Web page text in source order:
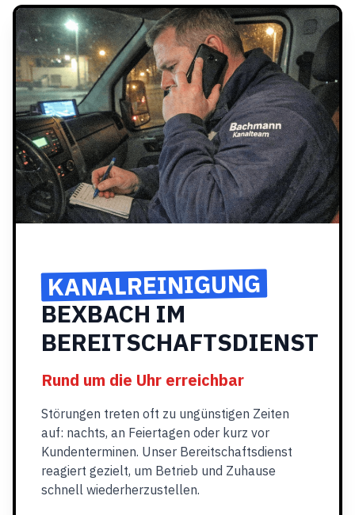
KANALREINIGUNG
BEXBACH IM
BEREITSCHAFTSDIENST
Rund um die Uhr erreichbar
Störungen treten oft zu ungünstigen Zeiten
auf: nachts, an Feiertagen oder kurz vor
Kundenterminen. Unser Bereitschaftsdienst
reagiert gezielt, um Betrieb und Zuhause
schnell wiederherzustellen.